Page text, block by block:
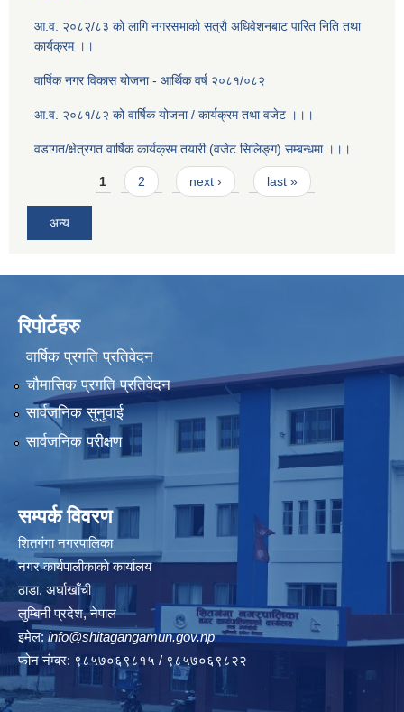
आ.व. २०८२/८३ को लागि नगरसभाको सत्रौ अधिवेशनबाट पारित निति तथा
कार्यक्रम ।।
वार्षिक नगर विकास योजना - आर्थिक वर्ष २०८१/०८२
आ.व. २०८१/८२ को वार्षिक योजना / कार्यक्रम तथा वजेट ।।।
वडागत/क्षेत्रगत वार्षिक कार्यक्रम तयारी (वजेट सिलिङ्ग) सम्बन्धमा ।।।
Pages1 2 next › last »
अन्य
रिपोर्टहरु
वार्षिक प्रगति प्रतिवेदन
चौमासिक प्रगति प्रतिवेदन
सार्वजनिक सुनुवाई
सार्वजनिक परीक्षण
सम्पर्क विवरण
शितगंगा नगरपालिका
नगर कार्यपालीकाकाे कार्यालय
ठाडा, अर्घाखाँची
लुम्बिनी प्रदेश, नेपाल
इमेल: info@shitagangamun.gov.np
फोन नंम्बर: ९८५७०६९८१५ / ९८५७०६९८२२